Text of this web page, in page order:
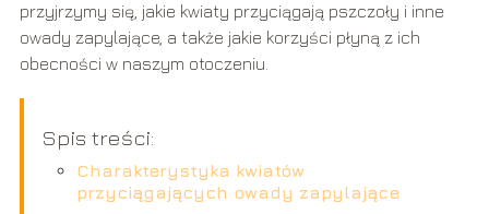
przyjrzymy się, jakie kwiaty przyciągają pszczoły i inne
owady zapylające, a także jakie korzyści płyną z ich
obecności w naszym otoczeniu.
Spis treści:
Charakterystyka kwiatów
przyciągających owady zapylające